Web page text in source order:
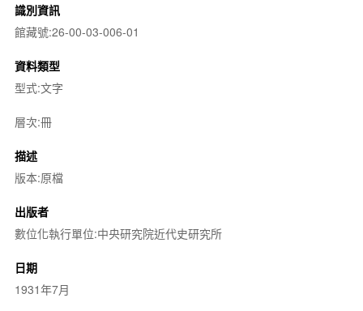
識別資訊
館藏號:26-00-03-006-01
資料類型
型式:文字
層次:冊
描述
版本:原檔
出版者
數位化執行單位:中央研究院近代史研究所
日期
1931年7月